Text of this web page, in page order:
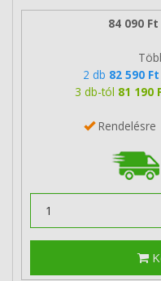
84 090 Ft
2 db 82 590 Ft
3 db-tól 81 190
Rendelésre